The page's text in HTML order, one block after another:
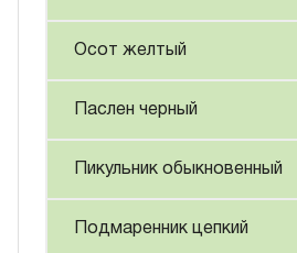
Осот желтый
Паслен черный
Пикульник обыкновенный
Подмаренник цепкий